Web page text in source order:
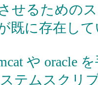
せるための
既に存在し
や oracle
テムスクリ